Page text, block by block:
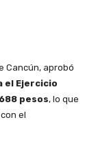
Cancún, aprobó
el Ejercicio
pesos, lo que
el